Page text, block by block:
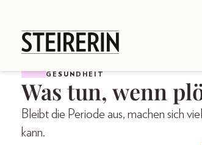
GESUNDHEIT
Was tun, wenn
Bleibt die Periode aus, machen sich
kann.